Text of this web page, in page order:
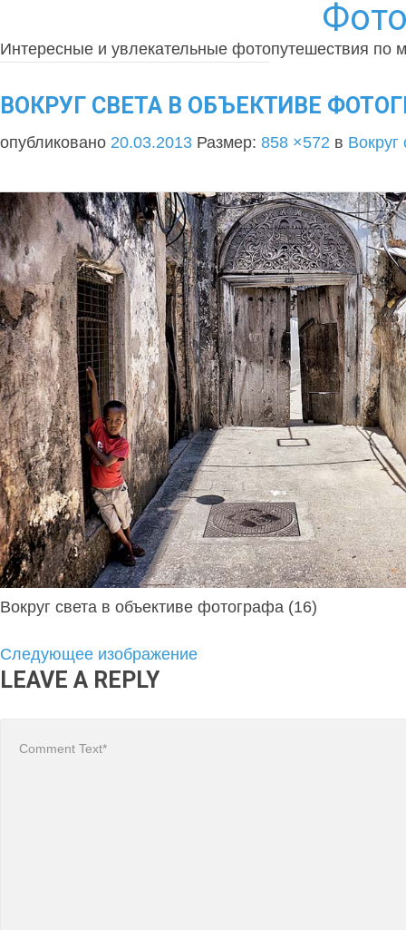
Интересные и увлекательные фотопутешествия по
ВОКРУГ СВЕТА В ОБЪЕКТИВЕ
опубликовано 20.03.2013 Размер: 858 ×572 в Вокруг
Вокруг света в объективе фотографа (16)
Следующее изображение
LEAVE A REPLY